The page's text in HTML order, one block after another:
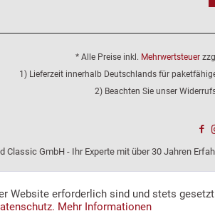
* Alle Preise inkl. Mehrwertsteuer
1) Lieferzeit innerhalb Deutschlands für
2) Beachten Sie unser
Classic GmbH - Ihr Experte mit über 30 Jahren
Website erforderlich sind und stets
Mehr Informationen